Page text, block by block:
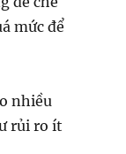
mức để
nhiều
rủi ro ít